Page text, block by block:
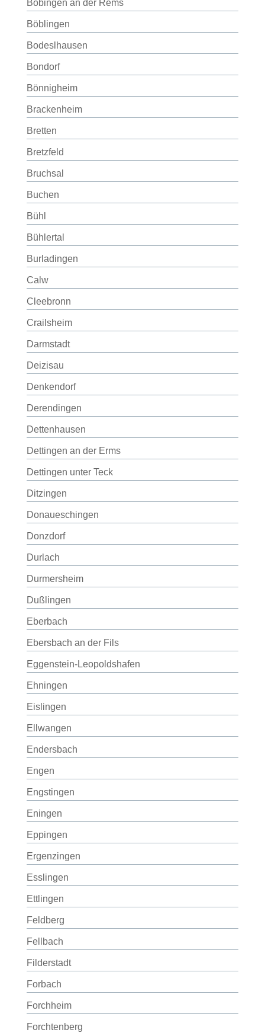
Böbingen an der Rems
Böblingen
Bodeslhausen
Bondorf
Bönnigheim
Brackenheim
Bretten
Bretzfeld
Bruchsal
Buchen
Bühl
Bühlertal
Burladingen
Calw
Cleebronn
Crailsheim
Darmstadt
Deizisau
Denkendorf
Derendingen
Dettenhausen
Dettingen an der Erms
Dettingen unter Teck
Ditzingen
Donaueschingen
Donzdorf
Durlach
Durmersheim
Dußlingen
Eberbach
Ebersbach an der Fils
Eggenstein-Leopoldshafen
Ehningen
Eislingen
Ellwangen
Endersbach
Engen
Engstingen
Eningen
Eppingen
Ergenzingen
Esslingen
Ettlingen
Feldberg
Fellbach
Filderstadt
Forbach
Forchheim
Forchtenberg